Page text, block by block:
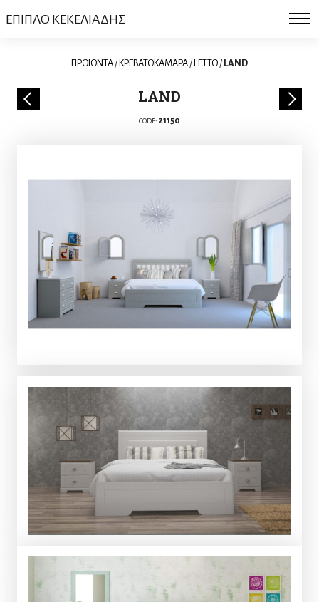
ΕΠΙΠΛΟ ΚΕΚΕΛΙΑΔΗΣ
ΠΡΟΪΟΝΤΑ / ΚΡΕΒΑΤΟΚΑΜΑΡΑ / LETTO / LAND
LAND
CODE: 21150